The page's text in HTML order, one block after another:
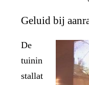
Geluid bij
De
tuinin
stallat